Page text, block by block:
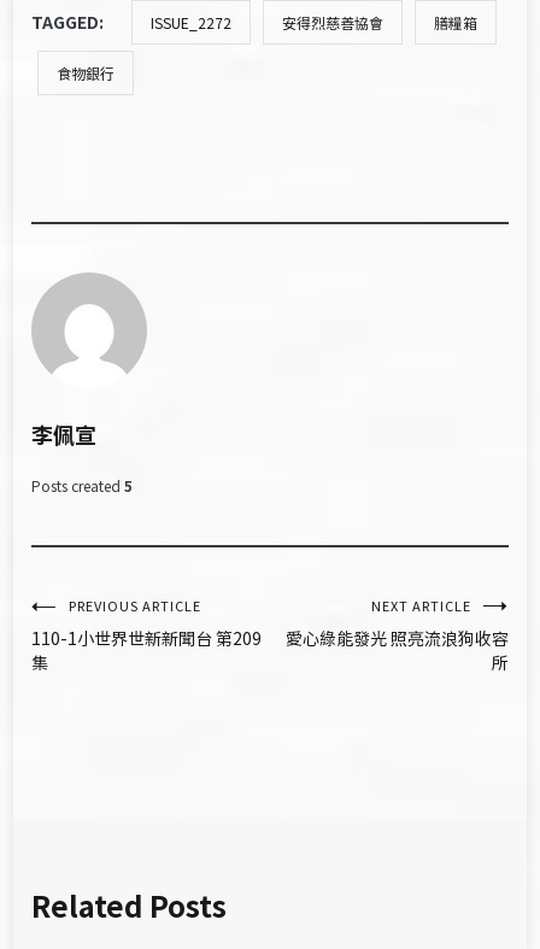
TAGGED: ISSUE_2272 安得烈慈善協會 膳糧箱
食物銀行
李佩宣
Posts created 5
文
章
PREVIOUS ARTICLE
110-1小世界世新新聞台 第209
集
NEXT ARTICLE
愛心綠能發光 照亮流浪狗收容
所
Related Posts